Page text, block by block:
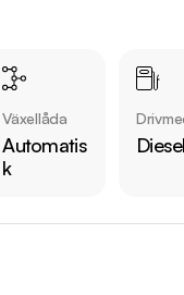
Klädsel (helskinn),
Volvo V40 i lager.
0,52l/mil
Växellåda
Automatis
k
Diesel